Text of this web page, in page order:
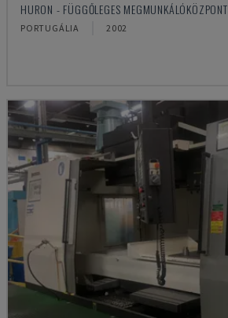
HURON - FÜGGŐLEGES MEGMUNKÁLÓKÖZPONT
PORTUGÁLIA 2002